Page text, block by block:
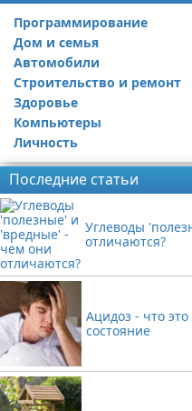
Программирование
Дом и семья
Автомобили
Строительство и ремонт
Здоровье
Компьютеры
Личность
Последние статьи
Углеводы
отличаются?
Ацидоз - что
состояние